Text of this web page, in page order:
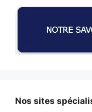
Nos sites